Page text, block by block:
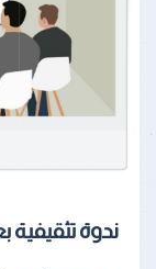
ندوة تثقيفية